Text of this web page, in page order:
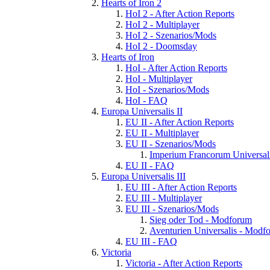
Hearts of Iron 2
HoI 2 - After Action Reports
HoI 2 - Multiplayer
HoI 2 - Szenarios/Mods
HoI 2 - Doomsday
Hearts of Iron
HoI - After Action Reports
HoI - Multiplayer
HoI - Szenarios/Mods
HoI - FAQ
Europa Universalis II
EU II - After Action Reports
EU II - Multiplayer
EU II - Szenarios/Mods
Imperium Francorum
EU II - FAQ
Europa Universalis III
EU III - After Action Reports
EU III - Multiplayer
EU III - Szenarios/Mods
Sieg oder Tod - Modforum
Aventurien Universalis -
EU III - FAQ
Victoria
Victoria - After Action Reports